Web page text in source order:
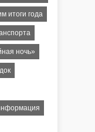
итоги года
ночь»